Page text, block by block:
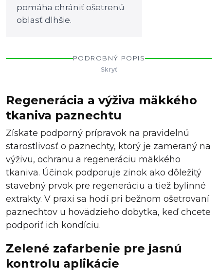
pomáha chrániť ošetrenú
oblasť dlhšie.
PODROBNÝ POPIS
Skryť
Regenerácia a výživa mäkkého
tkaniva paznechtu
Získate podporný prípravok na pravidelnú
starostlivosť o paznechty, ktorý je zameraný na
výživu, ochranu a regeneráciu mäkkého
tkaniva. Účinok podporuje zinok ako dôležitý
stavebný prvok pre regeneráciu a tiež bylinné
extrakty. V praxi sa hodí pri bežnom ošetrovaní
paznechtov u hovädzieho dobytka, keď chcete
podporiť ich kondíciu.
Zelené zafarbenie pre jasnú
kontrolu aplikácie